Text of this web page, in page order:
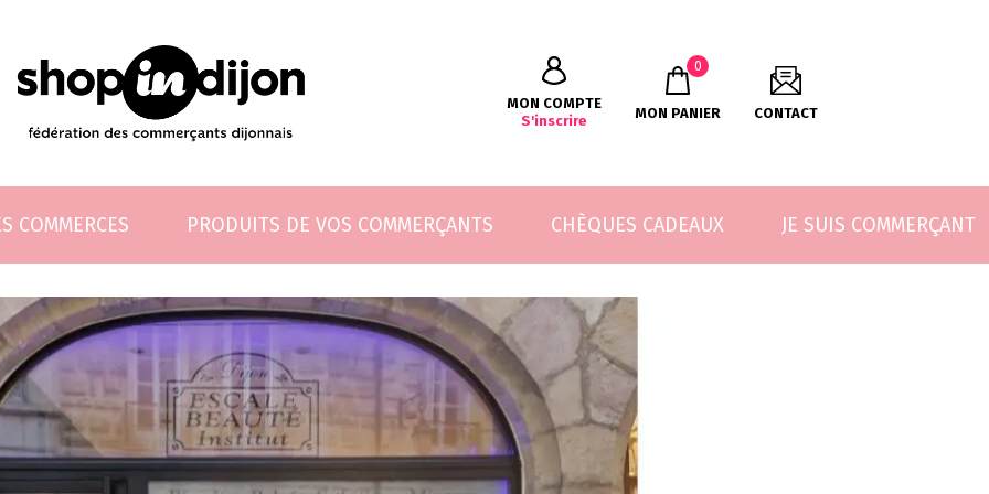
MON COMPTE
S'inscrire
0
MON PANIER CONTACT
COMMERCES PRODUITS DE VOS COMMERÇANTS CHÈQUES CADEAUX JE SUIS COMMERÇANT